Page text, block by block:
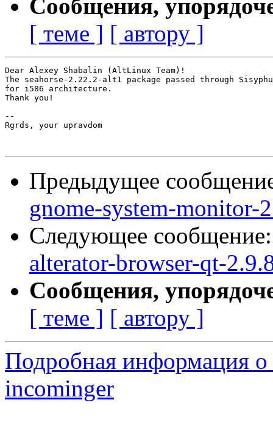
Сообщения,
[ теме ] [ автору ]
Dear Alexey Shabalin (AltLinux Team)!
The seahorse-2.22.2-alt1 package passed through
for i586 architecture.
Thank you!
--
Rgrds, your upravdom
Предыдущее
gnome-system-monitor-
Следующее
alterator-browser-qt-
Сообщения,
[ теме ] [ автору ]
Подробная информация о
incominger